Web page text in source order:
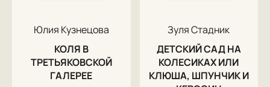
Юлия Кузнецова
КОЛЯ В
ТРЕТЬЯКОВСКОЙ
ГАЛЕРЕЕ
Зуля Стадник
ДЕТСКИЙ САД НА
КОЛЕСИКАХ ИЛИ
КЛЮША, ШПУНЧИК И